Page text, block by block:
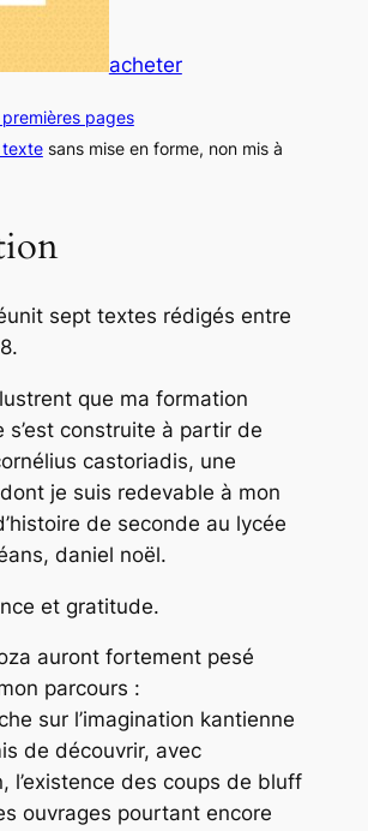
acheter
pages
sans mise en forme, non mis à
sept textes rédigés entre
que ma formation
s’est construite à partir de
castoriadis, une
je suis redevable à mon
de seconde au lycée
daniel noël.
et gratitude.
auront fortement pesé
parcours :
sur l’imagination kantienne
de découvrir, avec
l’existence des coups de bluff
ouvrages pourtant encore